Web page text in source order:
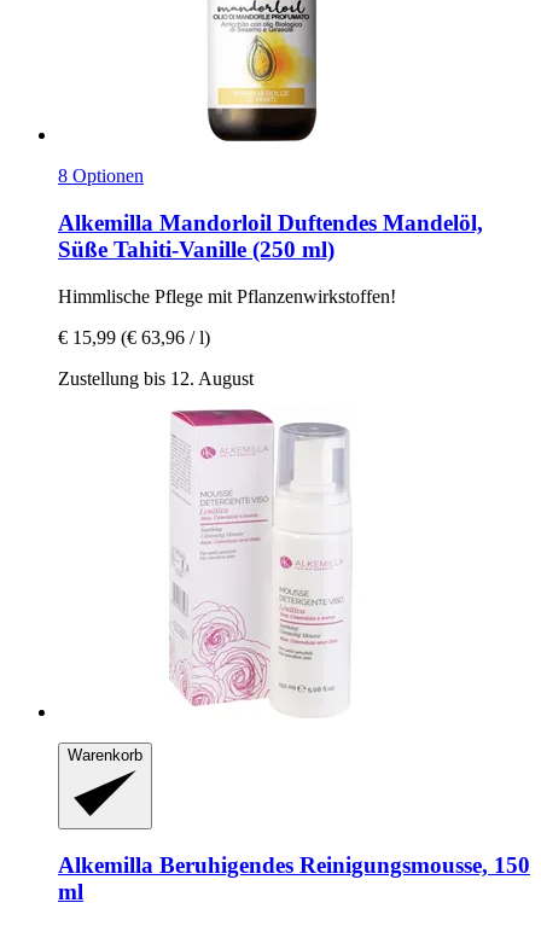
8 Optionen
Alkemilla Mandorloil Duftendes Mandelöl,
Süße Tahiti-​Vanille (250 ml)
Himmlische Pflege mit Pflanzenwirkstoffen!
€ 15,99 (€ 63,96 / l)
Zustellung bis 12. August
Warenkorb
Alkemilla Beruhigendes Reinigungsmousse, 150
ml